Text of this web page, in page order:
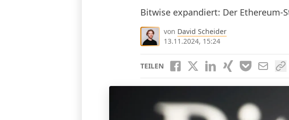
Bitwise expandiert: Der
von David Scheider
13.11.2024, 15:24
TEILEN